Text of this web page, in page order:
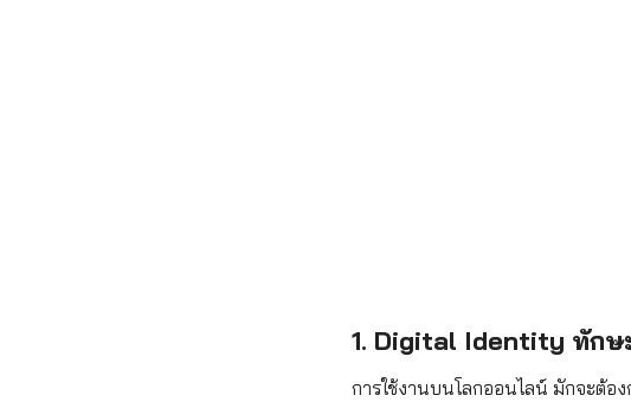
1. Digital Identity ทักษ
การใช้งานบนโลกออนไลน์ มักจะต้อ